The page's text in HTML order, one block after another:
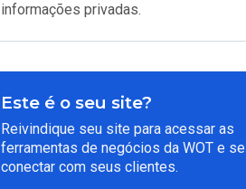
informações privadas.
Este é o seu site?
Reivindique seu site para acessar as
ferramentas de negócios da WOT e se
conectar com seus clientes.